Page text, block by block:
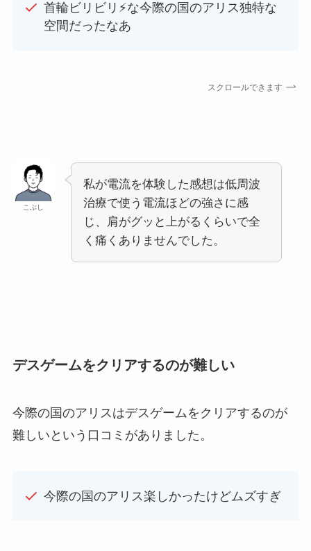
首輪ビリビリ⚡️な今際の国のアリス独特な
空間だったなあ
スクロールできます
こぶし
私が電流を体験した感想は低周波
治療で使う電流ほどの強さに感
じ、肩がグッと上がるくらいで全
く痛くありませんでした。
デスゲームをクリアするのが難しい
今際の国のアリスはデスゲームをクリアするのが
難しいという口コミがありました。
今際の国のアリス楽しかったけどムズすぎ